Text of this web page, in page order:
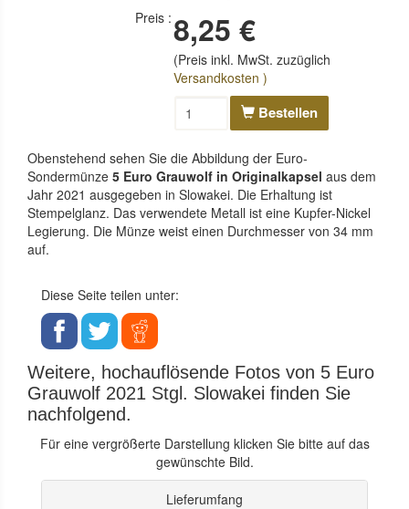
Preis :8,25 €
(Preis inkl. MwSt. zuzüglich
Versandkosten )
Bestellen
Obenstehend sehen Sie die Abbildung der Euro-
Sondermünze 5 Euro Grauwolf in Originalkapsel aus dem
Jahr 2021 ausgegeben in Slowakei. Die Erhaltung ist
Stempelglanz. Das verwendete Metall ist eine Kupfer-Nickel
Legierung. Die Münze weist einen Durchmesser von 34 mm
auf.
Diese Seite teilen unter:
Weitere, hochauflösende Fotos von 5 Euro
Grauwolf 2021 Stgl. Slowakei finden Sie
nachfolgend.
Für eine vergrößerte Darstellung klicken Sie bitte auf das
gewünschte Bild.
Lieferumfang